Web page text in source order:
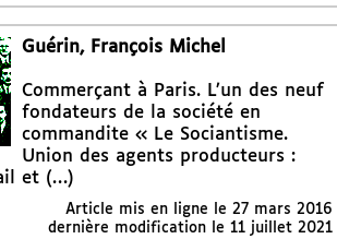
Guérin, François Michel
Commerçant à Paris. L’un des neuf
fondateurs de la société en
commandite « Le Sociantisme.
Union des agents producteurs :
et (…)
Article mis en ligne le 27 mars 2016
dernière modification le 11 juillet 2021